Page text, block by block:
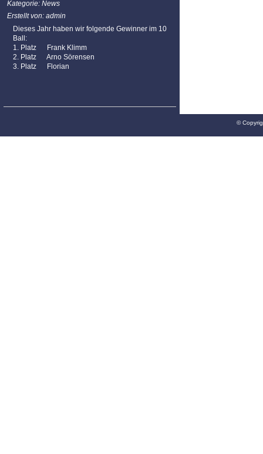
Kategorie: News
Erstellt von: admin
Dieses Jahr haben wir folgende Gewinner im 10
Ball:
1. Platz Frank Klimm
2. Platz Arno Sörensen
3. Platz Florian
©